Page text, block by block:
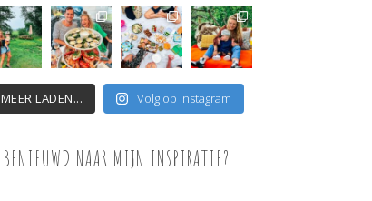
MEER LADEN... Volg op Instagram
BENIEUWD NAAR MIJN INSPIRATIE?